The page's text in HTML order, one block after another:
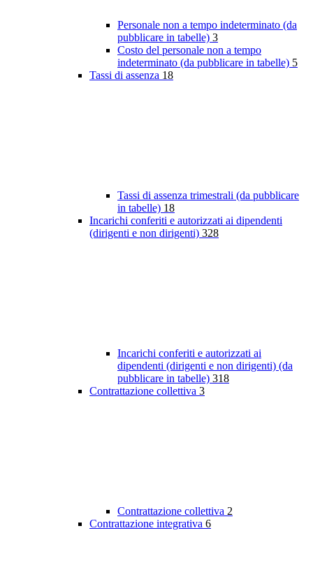
Personale non a tempo indeterminato (da
pubblicare in tabelle) 3
Costo del personale non a tempo
indeterminato (da pubblicare in tabelle) 5
Tassi di assenza 18
Tassi di assenza trimestrali (da pubblicare
in tabelle) 18
Incarichi conferiti e autorizzati ai dipendenti
(dirigenti e non dirigenti) 328
Incarichi conferiti e autorizzati ai
dipendenti (dirigenti e non dirigenti) (da
pubblicare in tabelle) 318
Contrattazione collettiva 3
Contrattazione collettiva 2
Contrattazione integrativa 6